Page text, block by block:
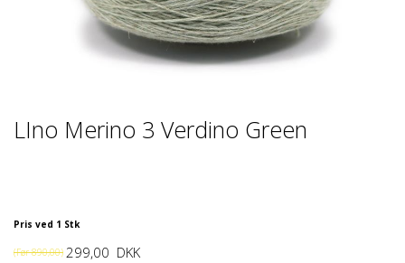
LIno Merino 3 Verdino Green
Pris ved 1 Stk
(Før890,00) 299,00 DKK